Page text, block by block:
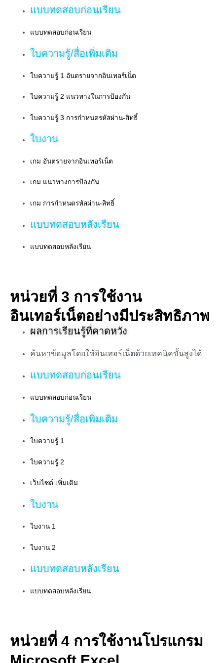
แบบทดสอบก่อนเรียน
แบบทดสอบก่อนเรียน
ใบความรู้/สื่อเพิ่มเติม
ใบความรู้ 1 อันตรายจากอินเทอร์เน็ต
ใบความรู้ 2 แนวทางในการป้องกัน
ใบความรู้ 3 การกำหนดรหัสผ่าน-สิทธิ์
ใบงาน
เกม อันตรายจากอินเทอร์เน็ต
เกม แนวทางการป้องกัน
เกม การกำหนดรหัสผ่าน-สิทธิ์
แบบทดสอบหลังเรียน
แบบทดสอบหลังเรียน
หน่วยที่ 3 การใช้งาน
อินเทอร์เน็ตอย่างมีประสิทธิภาพ
ผลการเรียนรู้ที่คาดหวัง
ค้นหาข้อมูลโดยใช้อินเทอร์เน็ตด้วยเทคนิคขั้นสูงได้
แบบทดสอบก่อนเรียน
แบบทดสอบก่อนเรียน
ใบความรู้/สื่อเพิ่มเติม
ใบความรู้ 1
ใบความรู้ 2
เว็บไซต์ เพิ่มเติม
ใบงาน
ใบงาน 1
ใบงาน 2
แบบทดสอบหลังเรียน
แบบทดสอบหลังเรียน
หน่วยที่ 4 การใช้งานโปรแกรม